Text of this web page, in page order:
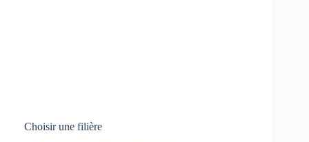
Choisir une filière